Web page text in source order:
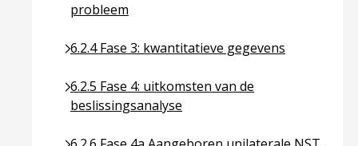
probleem
6.2.4 Fase 3: kwantitatieve gegevens
Ga naar pagina over 6.2.4 Fase 3: kwantitatieve
6.2.5 Fase 4: uitkomsten van de
beslissingsanalyse
Ga naar pagina over 6.2.5 Fase 4: uitkomsten van